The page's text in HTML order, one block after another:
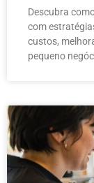
Descubra
com
custos,
pequeno